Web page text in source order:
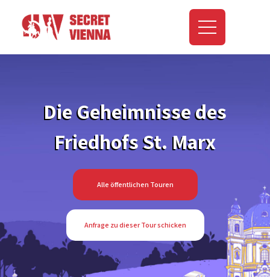
Die Geheimnisse des
Friedhofs St. Marx
Alle öffentlichen Touren
Anfrage zu dieser Tour schicken